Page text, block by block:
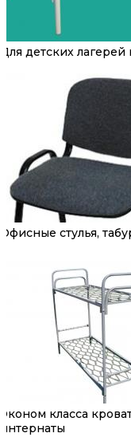
Для детских
Офисные стулья,
Эконом класса
интернаты